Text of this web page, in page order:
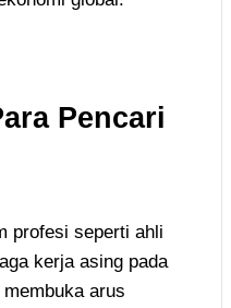
Pencari
profesi seperti ahli
kerja asing pada
arus